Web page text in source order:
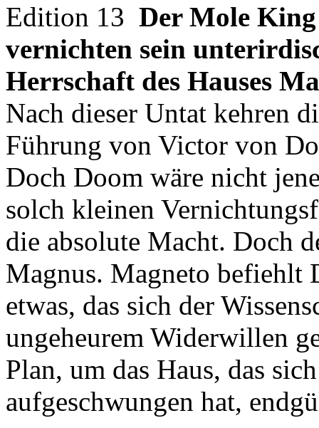
Der Mole
vernichten sein
Herrschaft des Hauses
Nach dieser Untat kehren
Führung von Victor von
Doch Doom wäre nicht
solch kleinen
die absolute Macht. Doch
Magnus. Magneto befiehlt
etwas, das sich der
ungeheurem Widerwillen
Plan, um das Haus, das
aufgeschwungen hat,